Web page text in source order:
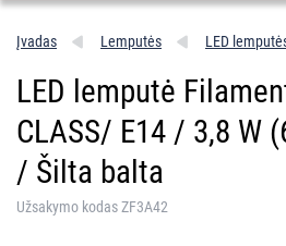
Įvadas Lemputės LED
LED lemputė
CLASS/ E14 / 3,8 W
/ Šilta balta
Užsakymo kodas ZF3A42